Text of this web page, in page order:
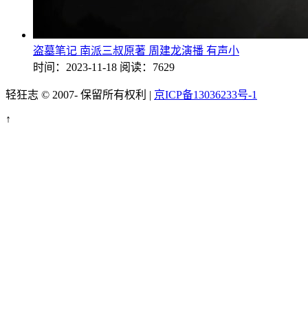
盗墓笔记 南派三叔原著 周建龙演播 有声小
时间：2023-11-18 阅读：7629
轻狂志 © 2007- 保留所有权利 | 京ICP备13036233号-1
↑